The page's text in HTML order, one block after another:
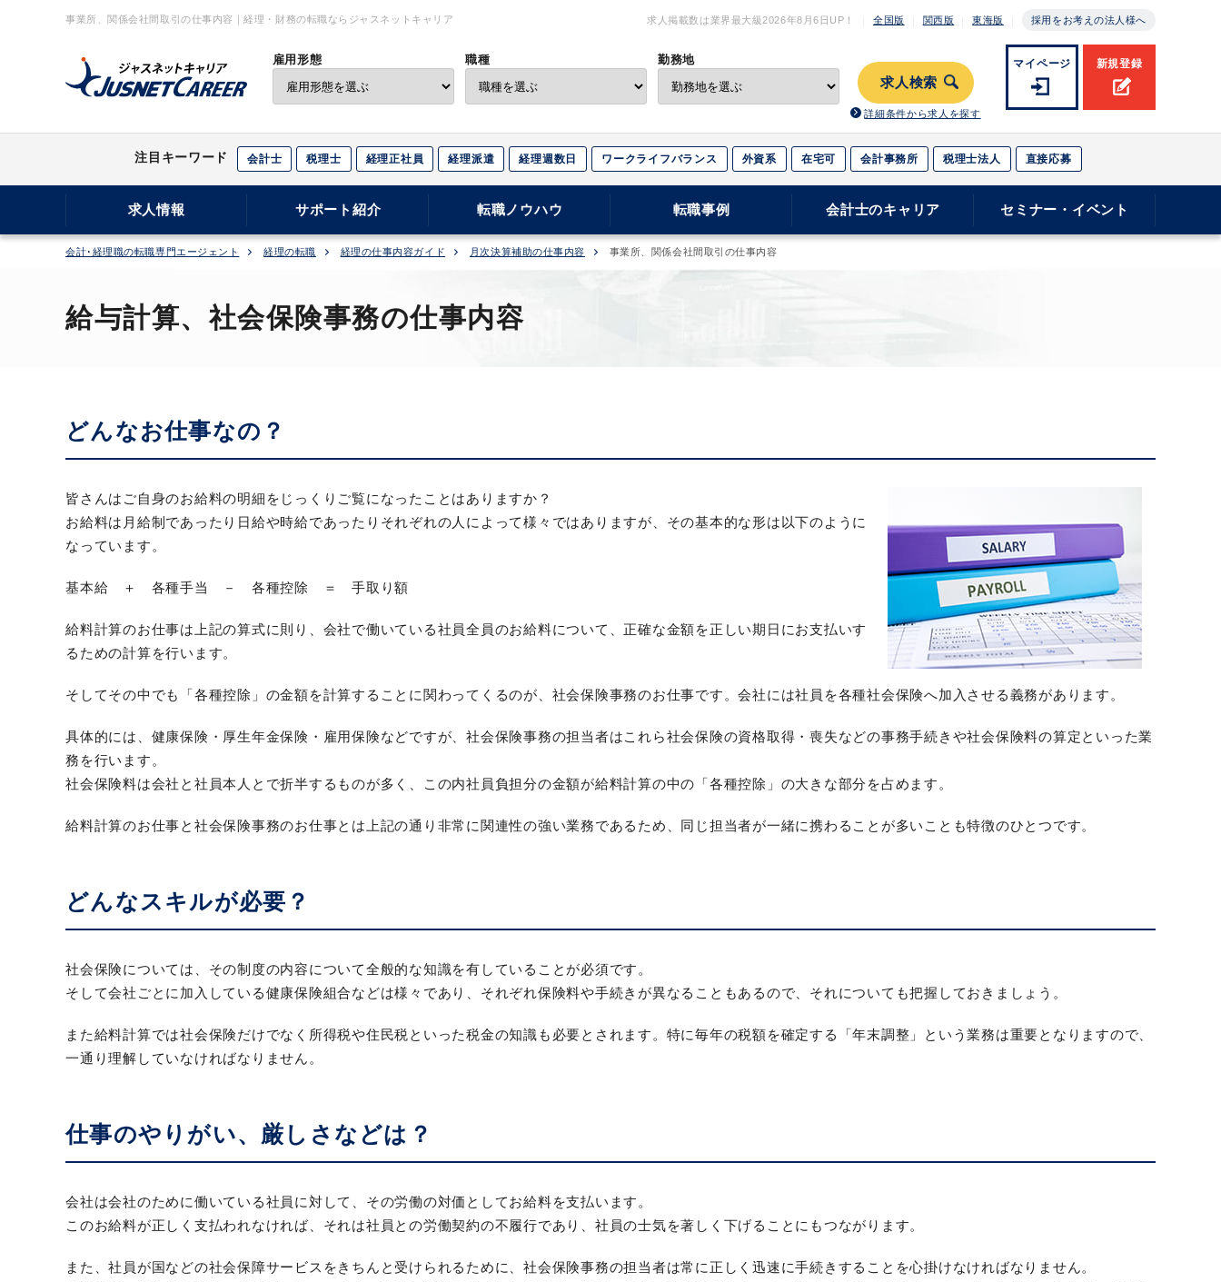
事業所、関係会社間取引の仕事内容｜経理・財務の転職ならジャスネットキャリア 求人掲載数は業界最大級2026年8月6日 UP！ 全国版 関西版 東海版 採用をお考えの法人様へ
雇用形態 職種 勤務地
求人検索
詳細条件から求人を探す
マイページ 新規登録
注目キーワード 会計士 税理士 経理正社員 経理派遣 経理週数日 ワークライフバランス 外資系 在宅可 会計事務所 税理士法人 直接応募
求人情報 サポート紹介 転職ノウハウ 転職事例 会計士のキャリア セミナー・イベント
会計･経理職の転職専門エージェント 経理の転職 経理の仕事内容ガイド 月次決算補助の仕事内容 事業所、関係会社間取引の仕事内容
給与計算、社会保険事務の仕事内容
どんなお仕事なの？
皆さんはご自身のお給料の明細をじっくりご覧になったことはありますか？
お給料は月給制であったり日給や時給であったりそれぞれの人によって様々ではありますが、その基本的な形は以下のように
なっています。
基本給 ＋ 各種手当 － 各種控除 ＝ 手取り額
給料計算のお仕事は上記の算式に則り、会社で働いている社員全員のお給料について、正確な金額を正しい期日にお支払いす
るための計算を行います。
そしてその中でも「各種控除」の金額を計算することに関わってくるのが、社会保険事務のお仕事です。会社には社員を各種社会保険へ加入させる義務があります。
具体的には、健康保険・厚生年金保険・雇用保険などですが、社会保険事務の担当者はこれら社会保険の資格取得・喪失などの事務手続きや社会保険料の算定といった業
務を行います。
社会保険料は会社と社員本人とで折半するものが多く、この内社員負担分の金額が給料計算の中の「各種控除」の大きな部分を占めます。
給料計算のお仕事と社会保険事務のお仕事とは上記の通り非常に関連性の強い業務であるため、同じ担当者が一緒に携わることが多いことも特徴のひとつです。
どんなスキルが必要？
社会保険については、その制度の内容について全般的な知識を有していることが必須です。
そして会社ごとに加入している健康保険組合などは様々であり、それぞれ保険料や手続きが異なることもあるので、それについても把握しておきましょう。
また給料計算では社会保険だけでなく所得税や住民税といった税金の知識も必要とされます。特に毎年の税額を確定する「年末調整」という業務は重要となりますので、
一通り理解していなければなりません。
仕事のやりがい、厳しさなどは？
会社は会社のために働いている社員に対して、その労働の対価としてお給料を支払います。
このお給料が正しく支払われなければ、それは社員との労働契約の不履行であり、社員の士気を著しく下げることにもつながります。
また、社員が国などの社会保障サービスをきちんと受けられるために、社会保険事務の担当者は常に正しく迅速に手続きすることを心掛けなければなりません。